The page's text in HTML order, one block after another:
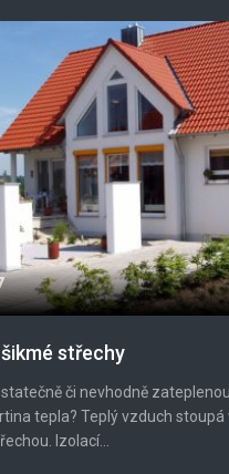
šikmé střechy
či nevhodně
tepla? Teplý vzduch stoupá
Izolací...